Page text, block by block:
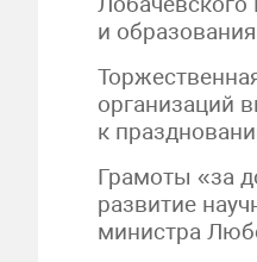
и
организаций
к
Грамоты «за
развитие
министра